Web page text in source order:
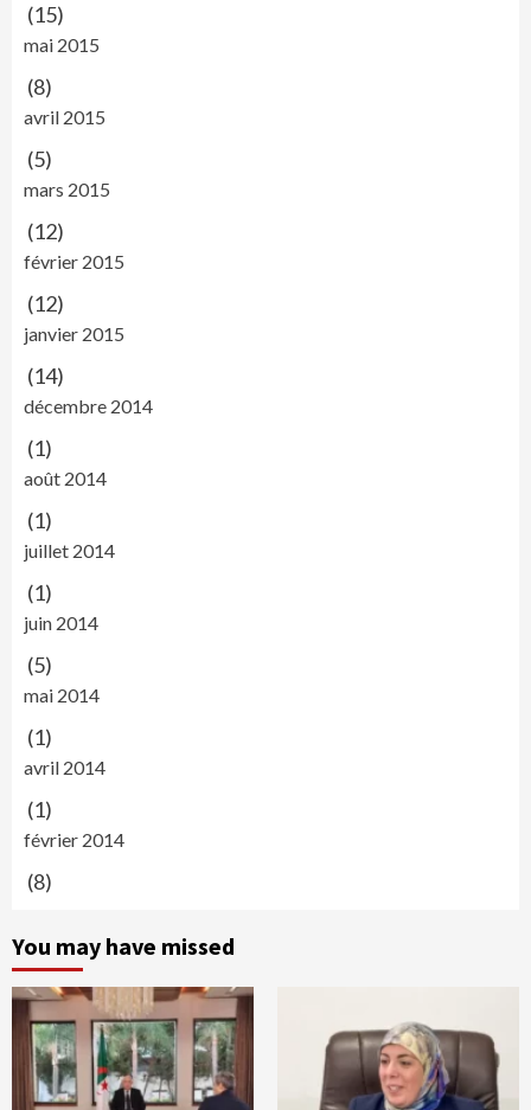
(15)
mai 2015
(8)
avril 2015
(5)
mars 2015
(12)
février 2015
(12)
janvier 2015
(14)
décembre 2014
(1)
août 2014
(1)
juillet 2014
(1)
juin 2014
(5)
mai 2014
(1)
avril 2014
(1)
février 2014
(8)
You may have missed